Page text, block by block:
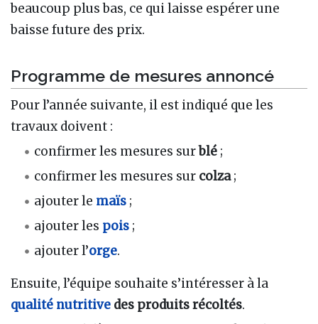
beaucoup plus bas, ce qui laisse espérer une
baisse future des prix.
Programme de mesures annoncé
Pour l’année suivante, il est indiqué que les
travaux doivent :
confirmer les mesures surblé ;
confirmer les mesures sur colza;
ajouter le maïs ;
ajouter les pois ;
ajouter l’orge.
Ensuite, l’équipe souhaite s’intéresser à la
qualité nutritive des produits récoltés.